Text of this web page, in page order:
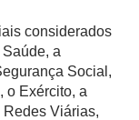
considerados
a
Social,
o Exército, a
Viárias,